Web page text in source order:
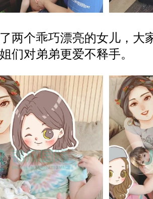
两个乖巧漂亮的女儿，大
们对弟弟更爱不释手。